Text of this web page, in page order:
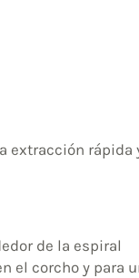
extracción rápida
de la espiral
el corcho y para